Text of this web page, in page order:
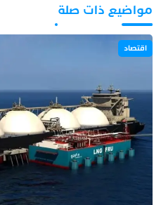
مواضيع ذات صلة
اقتصاد